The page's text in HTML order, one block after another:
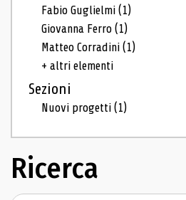
Fabio Guglielmi(1)
Giovanna Ferro(1)
Matteo Corradini(1)
+ altri elementi
Sezioni
Nuovi progetti(1)
Ricerca